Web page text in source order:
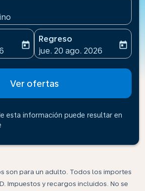
date-aria-label
today
Regreso
fc-booking-return-date-
jue. 20 ago. 2026
today
Ver ofertas
esta información puede resultar en
son para un adulto. Todos los importes
Impuestos y recargos incluidos. No se